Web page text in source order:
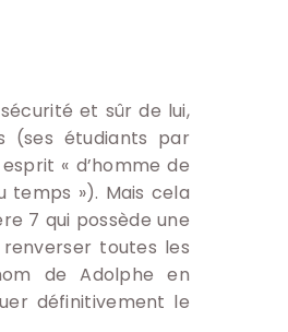
et sûr de lui,
(ses étudiants par
« d’homme de
temps »). Mais cela
7 qui possède une
toutes les
de Adolphe en
définitivement le